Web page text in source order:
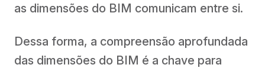
as dimensões do BIM comunicam entre si.
Dessa forma, a compreensão aprofundada
das dimensões do BIM é a chave para